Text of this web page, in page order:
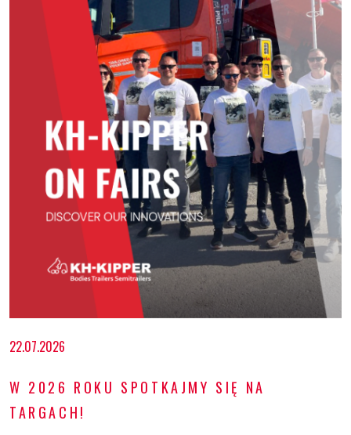
Oferta
O nas
22.07.2026
W 2026 ROKU SPOTKAJMY SIĘ NA
TARGACH!